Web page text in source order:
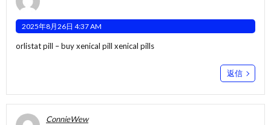
2025年8月26日 4:37 AM
orlistat pill –buy xenical pill xenical pills
返信
ConnieWew